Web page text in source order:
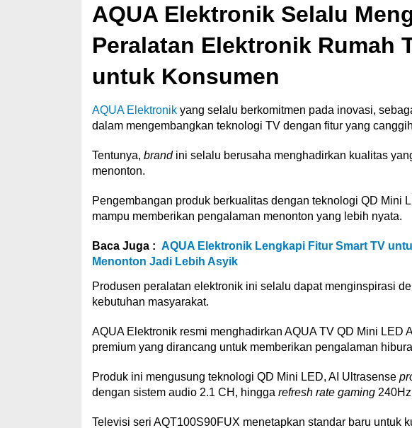
AQUA Elektronik Selalu
Peralatan Elektronik Rumah
untuk Konsumen
AQUA Elektronikyang selalu berkomitmen pada inovasi,
dalam mengembangkan teknologi TV dengan fitur yang
Tentunya, brandini selalu berusaha menghadirkan kualitas
menonton.
Pengembangan produk berkualitas dengan teknologi QD Mini
mampu memberikan pengalaman menonton yang lebih nyata.
Baca Juga : AQUA Elektronik Lengkapi Fitur Smart TV
Menonton Jadi Lebih Asyik
Produsen peralatan elektronik ini selalu dapat menginspirasi
kebutuhan masyarakat.
AQUA Elektronik resmi menghadirkan AQUA TV QD Mini LED
premium yang dirancang untuk memberikan pengalaman
Produk ini mengusung teknologi QD Mini LED, AI Ultrasense
dengan sistem audio 2.1 CH, hingga refresh rate gaming
Televisi seri AQT100S90FUX menetapkan standar baru untuk